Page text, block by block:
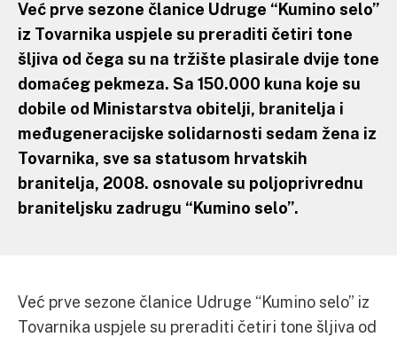
Već prve sezone članice Udruge “Kumino selo”
iz Tovarnika uspjele su preraditi četiri tone
šljiva od čega su na tržište plasirale dvije tone
domaćeg pekmeza. Sa 150.000 kuna koje su
dobile od Ministarstva obitelji, branitelja i
međugeneracijske solidarnosti sedam žena iz
Tovarnika, sve sa statusom hrvatskih
branitelja, 2008. osnovale su poljoprivrednu
braniteljsku zadrugu “Kumino selo”.
Već prve sezone članice Udruge “Kumino selo” iz
Tovarnika uspjele su preraditi četiri tone šljiva od